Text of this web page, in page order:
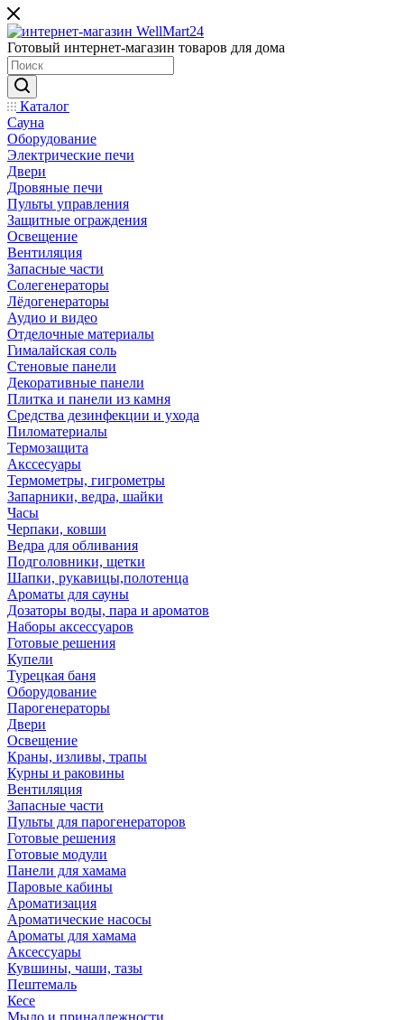
Готовый интернет-магазин товаров для дома
Каталог
Сауна
Оборудование
Электрические печи
Двери
Дровяные печи
Пульты управления
Защитные ограждения
Освещение
Вентиляция
Запасные части
Солегенераторы
Лёдогенераторы
Аудио и видео
Отделочные материалы
Гималайская соль
Стеновые панели
Декоративные панели
Плитка и панели из камня
Средства дезинфекции и ухода
Пиломатериалы
Термозащита
Аксcесуары
Термометры, гигрометры
Запарники, ведра, шайки
Часы
Черпаки, ковши
Ведра для обливания
Подголовники, щетки
Шапки, рукавицы,полотенца
Ароматы для сауны
Дозаторы воды, пара и ароматов
Наборы аксессуаров
Готовые решения
Купели
Турецкая баня
Оборудование
Парогенераторы
Двери
Освещение
Краны, изливы, трапы
Курны и раковины
Вентиляция
Запасные части
Пульты для парогенераторов
Готовые решения
Готовые модули
Панели для хамама
Паровые кабины
Ароматизация
Ароматические насосы
Ароматы для хамама
Аксессуары
Кувшины, чаши, тазы
Пештемаль
Кесе
Мыло и принадлежности